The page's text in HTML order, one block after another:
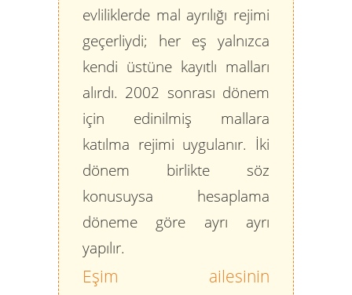
evliliklerde mal ayrılığı rejimi
geçerliydi; her eş yalnızca
kendi üstüne kayıtlı malları
alırdı. 2002 sonrası dönem
için edinilmiş mallara
katılma rejimi uygulanır. İki
dönem birlikte söz
konusuysa hesaplama
döneme göre ayrı ayrı
yapılır.
Eşim ailesinin